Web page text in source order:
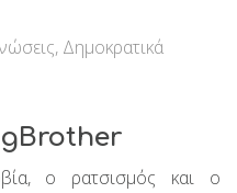
, Δημοκρατικά
ο ρατσισμός και ο